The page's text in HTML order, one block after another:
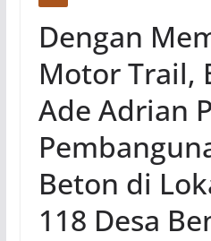
Dengan
Motor Trail,
Ade Adrian
Beton di
118 Desa